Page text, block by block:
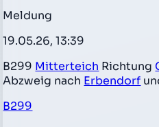
Meldung
19.05.26, 13:39
B299 Mitterteich Richtung
Abzweig nach Erbendorf
B299